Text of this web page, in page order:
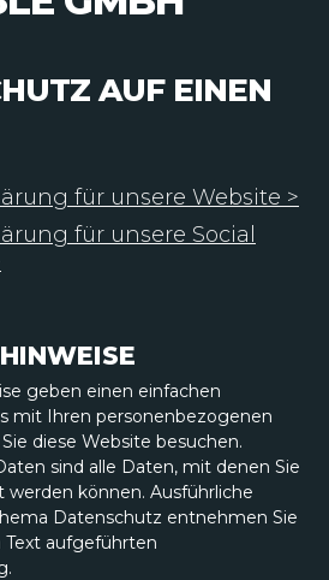
AUF EINEN
für unsere Website >
für unsere Social
geben einen einfachen
mit Ihren personenbezogenen
diese Website besuchen.
sind alle Daten, mit denen Sie
können. Ausführliche
Datenschutz entnehmen Sie
aufgeführten